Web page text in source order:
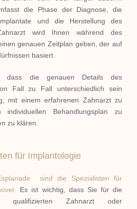
die Phase der Diagnose, die
und die Herstellung des
wird Ihnen während des
genauen Zeitplan geben, der auf
basiert.
dass die genauen Details des
Fall zu Fall unterschiedlich sein
mit einem erfahrenen Zahnarzt zu
Behandlungsplan zu
zu klären.
für Implantologie
sind die Spezialisten für
Es ist wichtig, dass Sie für die
qualifizierten Zahnarzt oder